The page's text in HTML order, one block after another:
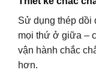
Sử dụng thép dồi
mọi thứ ở giữa –
vận hành chắc
hơn.